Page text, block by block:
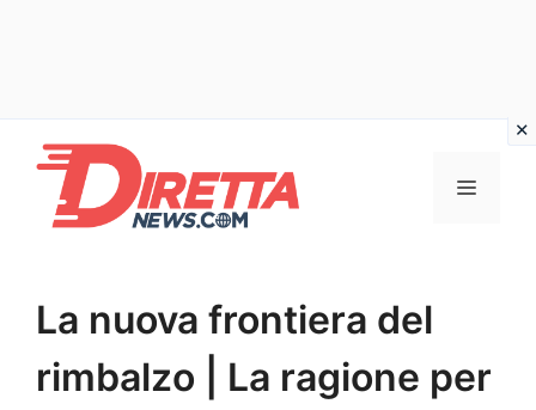
contenuto
Menu
La nuova frontiera del
rimbalzo | La ragione per